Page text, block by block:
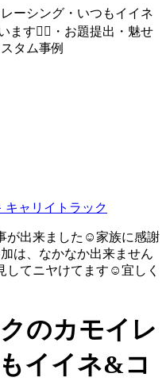
ーシング・いつもイイネ
ます🙇‍♂️・お題提出・魅せ
タム事例
キャリイトラック
が出来ました☺️家族に感謝
は、なかなか出来ません
してニヤけてます☺️宜しく
のカモイレ
イイネ&コ